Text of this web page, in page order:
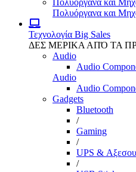
Πολυόργανα και
Πολυόργανα και
Τεχνολογία Big Sales
ΔΕΣ ΜΕΡΙΚΑ ΑΠΌ ΤΑ
Audio
Audio
Audio
Audio
Gadgets
Bluetooth
/
Gaming
/
UPS &
/